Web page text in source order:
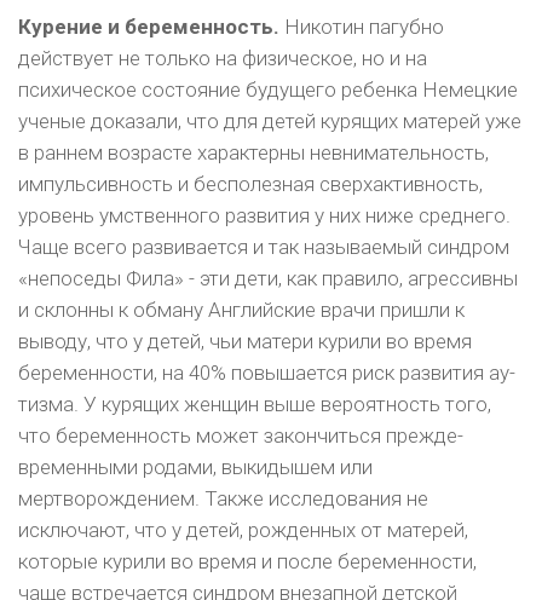
Курение и беременность. Никотин па­губно
действует не только на физическое, но и на
психическое состояние будущего ребенка Немецкие
ученые доказали, что для детей куря­щих матерей уже
в раннем возрасте характерны невнимательность,
импульсивность и бесполез­ная сверхактивность,
уровень умственного раз­вития у них ниже среднего.
Чаще всего развива­ется и так называемый синдром
«непоседы Фи­ла» - эти дети, как правило, агрессивны
и склон­ны к обману Английские врачи пришли к
выводу, что у детей, чьи матери курили во время
бере­менности, на 40% повышается риск развития ау­
тизма. У курящих женщин выше вероятность то­го,
что беременность может закончиться прежде­
временными родами, выкидышем или
мертворождением. Также исследования не
исключают, что у детей, рожденных от матерей,
которые курили во время и после беременности,
чаще встреча­ется синдром внезапной детской